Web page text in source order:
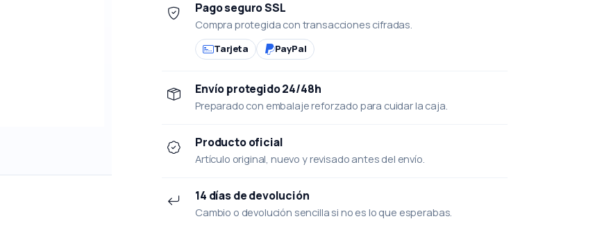
Pago seguro SSL
Compra protegida con transacciones cifradas.
Tarjeta PayPal
Envío protegido 24/48h
Preparado con embalaje reforzado para cuidar la caja.
Producto oficial
Artículo original, nuevo y revisado antes del envío.
14 días de devolución
Cambio o devolución sencilla si no es lo que esperabas.